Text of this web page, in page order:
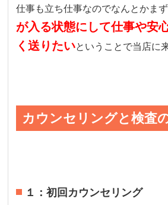
仕事も立ち仕事なのでなんとかま
が入る状態にして仕事や安
く送りたいということで当店に
カウンセリングと検査
１：初回カウンセリング